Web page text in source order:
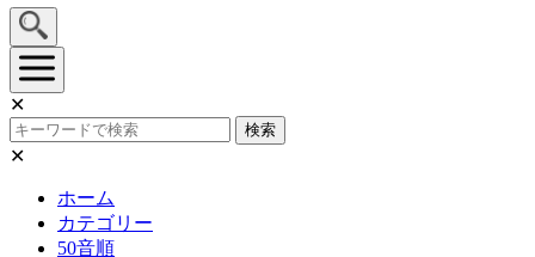
✕
検索
✕
ホーム
カテゴリー
50音順